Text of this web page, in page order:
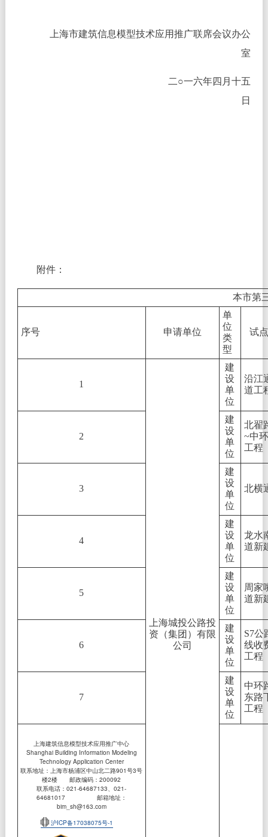
上海市建筑信息模型技术应用推广联席会议办公
室
二○一六年四月十五
日
附件：
本市第
序号 申请单位
单
位
类
型
试
1
上海城投公路投
资（集团）有限
公司
建
设
单
位
沿江
道工
2
建
设
单
位
北翟
~中
工程
3
建
设
单
位
北横
4
建
设
单
位
龙水
道新
5
建
设
单
位
周家
道新
6
建
设
单
位
S7公
线收
工程
7
建
设
单
位
中环
东路
工程
上海建筑信息模型技术应用推广中心
Shanghai Building Information Modeling
Technology Application Center
联系地址：上海市杨浦区中山北二路901号3号
楼2楼 邮政编码：200092
联系电话：021-64687133、021-
64681017 邮箱地址：
bim_sh@163.com
沪ICP备17038075号-1